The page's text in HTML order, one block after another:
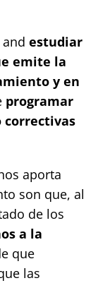
estudiar
emite la
y en
programar
correctivas
aporta
son que, al
de los
a la
que
las